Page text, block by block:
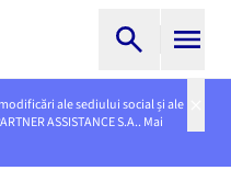
ale sediului social și ale
ASSISTANCE S.A.. Mai